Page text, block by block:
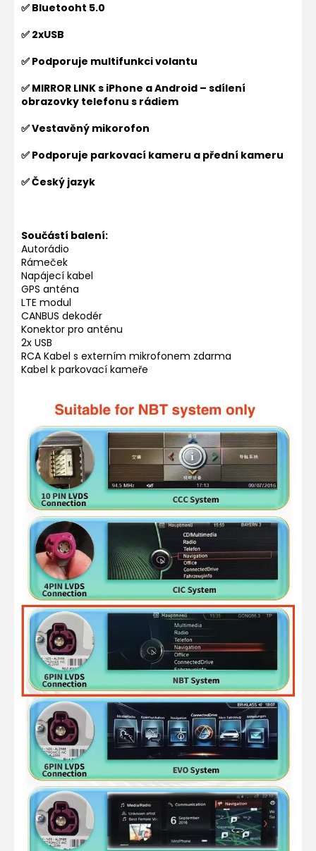
✅ Bluetooht 5.0
✅ 2xUSB
✅ Podporuje multifunkci volantu
✅ MIRROR LINK s iPhone a Android – sdílení
obrazovky telefonu s rádiem
✅ Vestavěný mikorofon
✅ Podporuje parkovací kameru a přední kameru
✅ Český jazyk
Součástí balení:
Autorádio
Rámeček
Napájecí kabel
GPS anténa
LTE modul
CANBUS dekodér
Konektor pro anténu
2x USB
RCA Kabel s externím mikrofonem zdarma
Kabel k parkovací kameře